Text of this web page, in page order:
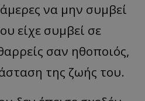
να μην συμβεί
είχε συμβεί σε
σαν ηθοποιός,
της ζωής του.